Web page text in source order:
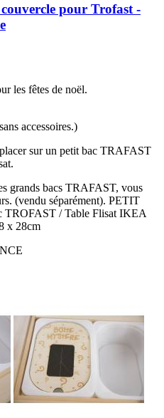
pour Trofast -
les fêtes de noël.
accessoires.)
sur un petit bac TRAFAST
grands bacs TRAFAST, vous
(vendu séparément). PETIT
TROFAST / Table Flisat IKEA
x 28cm